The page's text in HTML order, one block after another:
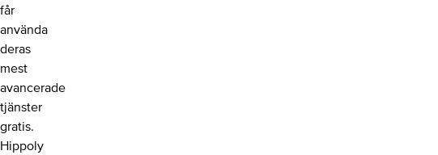
får
använda
deras
mest
avancerade
tjänster
gratis.
Hippoly